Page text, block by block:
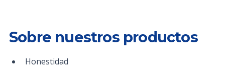
Sobre nuestros productos
Honestidad